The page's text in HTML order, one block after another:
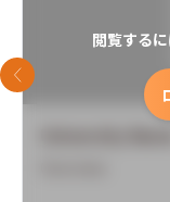
閲覧する
前のスライド